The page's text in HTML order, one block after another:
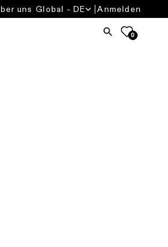
0
uns Global - DE Anmelden